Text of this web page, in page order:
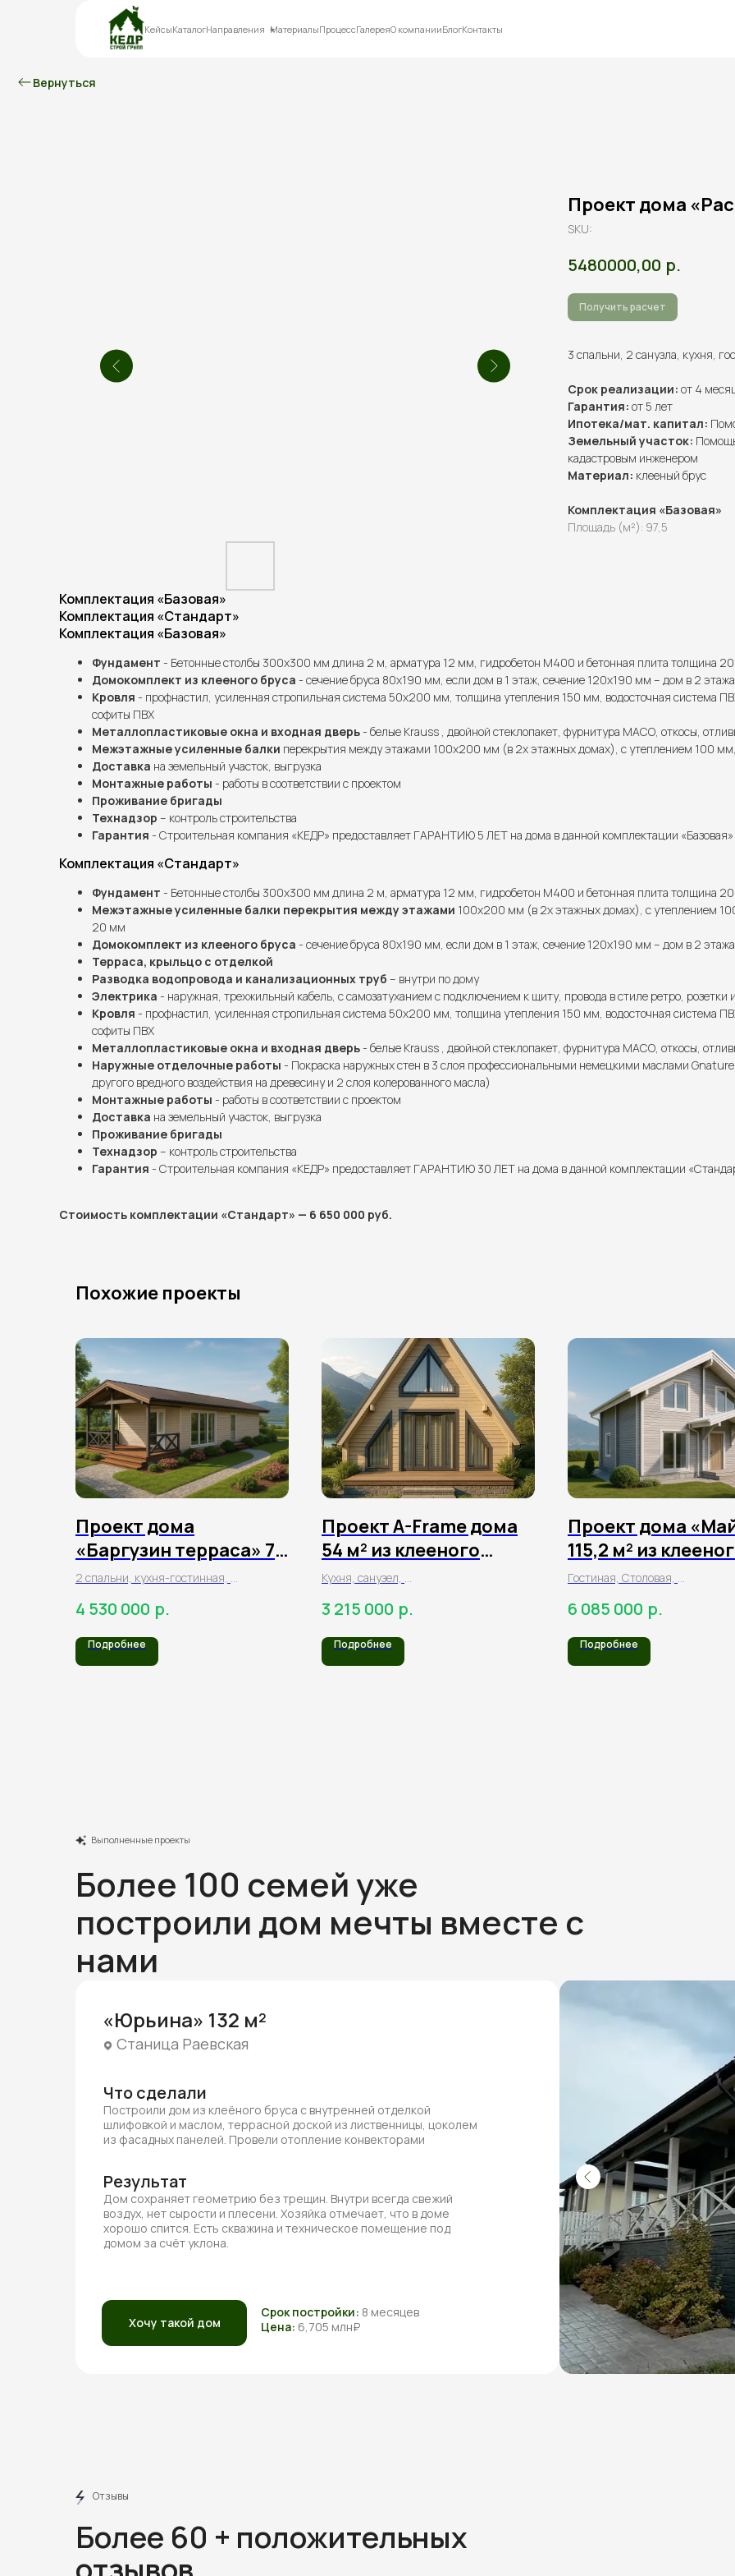
КейсыКаталогНаправления МатериалыПроцессГалереяО компанииБлогКонтакты
Вернуться
Проект дома
SKU:
5480000,00 р.
Получить расчет
3 спальни, 2 санузла, кухня,
Срок реализации: от 4
Гарантия: от 5 лет
Ипотека/мат. капитал:
Земельный участок:
кадастровым инженером
Материал: клееный брус
Комплектация «Базовая»
Площадь (м²): 97,5
Комплектация «Базовая»
Комплектация «Стандарт»
Комплектация «Базовая»
Фундамент - Бетонные столбы 300х300 мм длина 2 м, арматура 12 мм, гидробетон М400 и бетонная плита толщина
Домокомплект из клееного бруса - сечение бруса 80х190 мм, если дом в 1 этаж, сечение 120х190 мм – дом в 2 этажа
Кровля - профнастил, усиленная стропильная система 50х200 мм, толщина утепления 150 мм, водосточная система
софиты ПВХ
Металлопластиковые окна и входная дверь- белые Krauss , двойной стеклопакет, фурнитура МАСО, откосы,
Межэтажные усиленные балки перекрытия между этажами 100х200 мм (в 2х этажных домах), с утеплением 100
Доставка на земельный участок, выгрузка
Монтажные работы - работы в соответствии с проектом
Проживание бригады
Технадзор – контроль строительства
Гарантия - Строительная компания «КЕДР» предоставляет ГАРАНТИЮ 5 ЛЕТ на дома в данной комплектации «Базовая»
Комплектация «Стандарт»
Фундамент - Бетонные столбы 300х300 мм длина 2 м, арматура 12 мм, гидробетон М400 и бетонная плита толщина
Межэтажные усиленные балки перекрытия между этажами 100х200 мм (в 2х этажных домах), с утеплением
20 мм
Домокомплект из клееного бруса - сечение бруса 80х190 мм, если дом в 1 этаж, сечение 120х190 мм – дом в 2 этажа
Терраса, крыльцо с отделкой
Разводка водопровода и канализационных труб – внутри по дому
Электрика - наружная, трехжильный кабель, с самозатуханием с подключением к щиту, провода в стиле ретро, розетки
Кровля - профнастил, усиленная стропильная система 50х200 мм, толщина утепления 150 мм, водосточная система
софиты ПВХ
Металлопластиковые окна и входная дверь- белые Krauss , двойной стеклопакет, фурнитура МАСО, откосы,
Наружные отделочные работы - Покраска наружных стен в 3 слоя профессиональными немецкими маслами
другого вредного воздействия на древесину и 2 слоя колерованного масла)
Монтажные работы - работы в соответствии с проектом
Доставка на земельный участок, выгрузка
Проживание бригады
Технадзор – контроль строительства
Гарантия - Строительная компания «КЕДР» предоставляет ГАРАНТИЮ 30 ЛЕТ на дома в данной комплектации
Стоимость комплектации «Стандарт» — 6 650 000 руб.
Похожие проекты
Проект дома
«Баргузин терраса» 79
м² из клееного бруса
2 спальни, кухня-гостинная,
терраса
4 530 000 р.
Подробнее
Проект A-Frame дома
54 м² из клееного
бруса
Кухня, санузел,
терраса
3 215 000 р.
Подробнее
Проект дома
115,2 м² из
бруса
Гостиная, Столовая,
1 санузел
6 085 000 р.
Подробнее
Более 100 семей уже
построили дом мечты вместе с
нами
Выполненные проекты
«Юрьина» 132 м²
Станица Раевская
Что сделали
Построили дом из клеёного бруса с внутренней отделкой
шлифовкой и маслом, террасной доской из лиственницы, цоколем
из фасадных панелей. Провели отопление конвекторами
Результат
Дом сохраняет геометрию без трещин. Внутри всегда свежий
воздух, нет сырости и плесени. Хозяйка отмечает, что в доме
хорошо спится. Есть скважина и техническое помещение под
домом за счёт уклона.
Срок постройки: 8 месяцев
Цена: 6,705 млн₽
Хочу такой дом
Отзывы
Более 60 + положительных